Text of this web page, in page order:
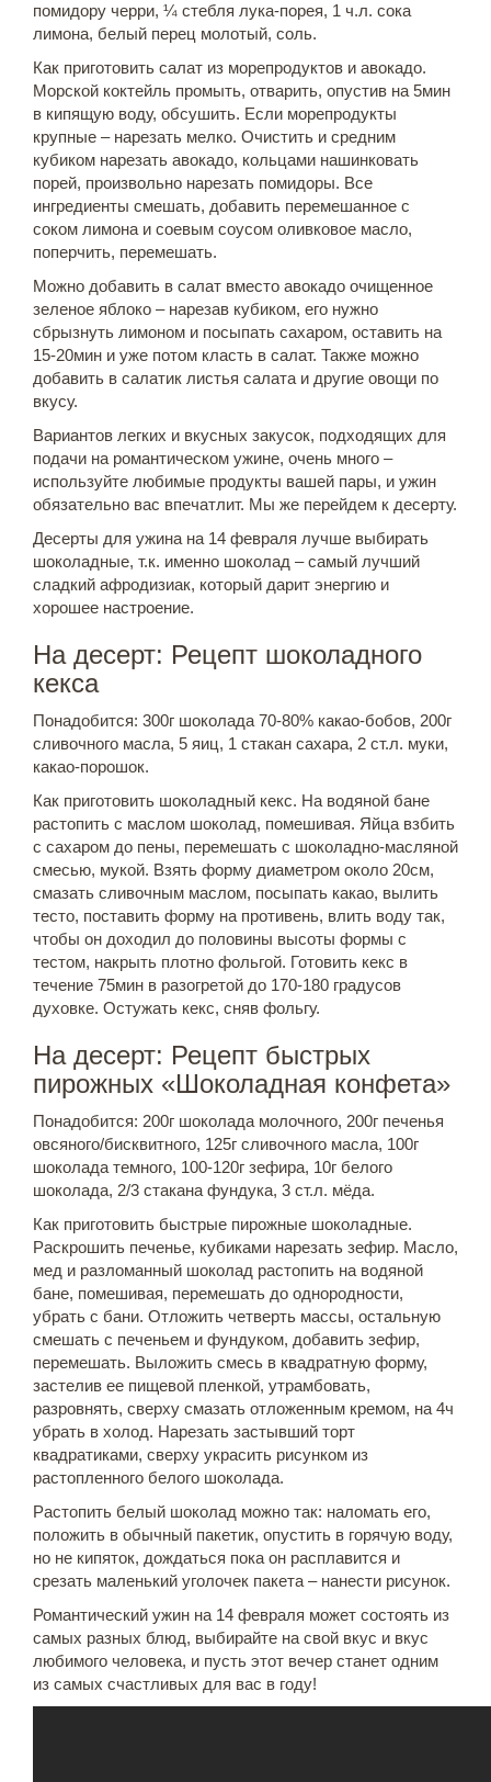
помидору черри, ¼ стебля лука-порея, 1 ч.л. сока
лимона, белый перец молотый, соль.
Как приготовить салат из морепродуктов и авокадо.
Морской коктейль промыть, отварить, опустив на 5мин
в кипящую воду, обсушить. Если морепродукты
крупные – нарезать мелко. Очистить и средним
кубиком нарезать авокадо, кольцами нашинковать
порей, произвольно нарезать помидоры. Все
ингредиенты смешать, добавить перемешанное с
соком лимона и соевым соусом оливковое масло,
поперчить, перемешать.
Можно добавить в салат вместо авокадо очищенное
зеленое яблоко – нарезав кубиком, его нужно
сбрызнуть лимоном и посыпать сахаром, оставить на
15-20мин и уже потом класть в салат. Также можно
добавить в салатик листья салата и другие овощи по
вкусу.
Вариантов легких и вкусных закусок, подходящих для
подачи на романтическом ужине, очень много –
используйте любимые продукты вашей пары, и ужин
обязательно вас впечатлит. Мы же перейдем к десерту.
Десерты для ужина на 14 февраля лучше выбирать
шоколадные, т.к. именно шоколад – самый лучший
сладкий афродизиак, который дарит энергию и
хорошее настроение.
На десерт: Рецепт шоколадного
кекса
Понадобится: 300г шоколада 70-80% какао-бобов, 200г
сливочного масла, 5 яиц, 1 стакан сахара, 2 ст.л. муки,
какао-порошок.
Как приготовить шоколадный кекс. На водяной бане
растопить с маслом шоколад, помешивая. Яйца взбить
с сахаром до пены, перемешать с шоколадно-масляной
смесью, мукой. Взять форму диаметром около 20см,
смазать сливочным маслом, посыпать какао, вылить
тесто, поставить форму на противень, влить воду так,
чтобы он доходил до половины высоты формы с
тестом, накрыть плотно фольгой. Готовить кекс в
течение 75мин в разогретой до 170-180 градусов
духовке. Остужать кекс, сняв фольгу.
На десерт: Рецепт быстрых
пирожных «Шоколадная конфета»
Понадобится: 200г шоколада молочного, 200г печенья
овсяного/бисквитного, 125г сливочного масла, 100г
шоколада темного, 100-120г зефира, 10г белого
шоколада, 2/3 стакана фундука, 3 ст.л. мёда.
Как приготовить быстрые пирожные шоколадные.
Раскрошить печенье, кубиками нарезать зефир. Масло,
мед и разломанный шоколад растопить на водяной
бане, помешивая, перемешать до однородности,
убрать с бани. Отложить четверть массы, остальную
смешать с печеньем и фундуком, добавить зефир,
перемешать. Выложить смесь в квадратную форму,
застелив ее пищевой пленкой, утрамбовать,
разровнять, сверху смазать отложенным кремом, на 4ч
убрать в холод. Нарезать застывший торт
квадратиками, сверху украсить рисунком из
растопленного белого шоколада.
Растопить белый шоколад можно так: наломать его,
положить в обычный пакетик, опустить в горячую воду,
но не кипяток, дождаться пока он расплавится и
срезать маленький уголочек пакета – нанести рисунок.
Романтический ужин на 14 февраля может состоять из
самых разных блюд, выбирайте на свой вкус и вкус
любимого человека, и пусть этот вечер станет одним
из самых счастливых для вас в году!